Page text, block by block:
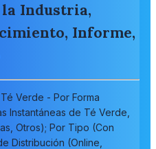
la Industria,
Informe,
Verde - Por Forma
Instantáneas de Té Verde,
Otros); Por Tipo (Con
Distribución (Online,